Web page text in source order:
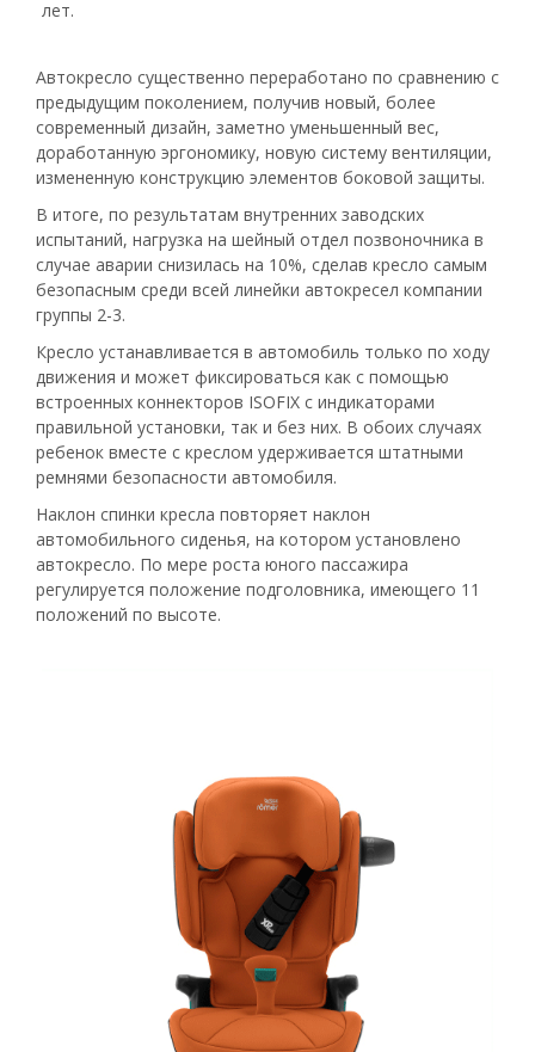
лет.
Автокресло существенно переработано по сравнению с
предыдущим поколением, получив новый, более
современный дизайн, заметно уменьшенный вес,
доработанную эргономику, новую систему вентиляции,
измененную конструкцию элементов боковой защиты.
В итоге, по результатам внутренних заводских
испытаний, нагрузка на шейный отдел позвоночника в
случае аварии снизилась на 10%, сделав кресло самым
безопасным среди всей линейки автокресел компании
группы 2-3.
Кресло устанавливается в автомобиль только по ходу
движения и может фиксироваться как с помощью
встроенных коннекторов ISOFIX с индикаторами
правильной установки, так и без них. В обоих случаях
ребенок вместе с креслом удерживается штатными
ремнями безопасности автомобиля.
Наклон спинки кресла повторяет наклон
автомобильного сиденья, на котором установлено
автокресло. По мере роста юного пассажира
регулируется положение подголовника, имеющего 11
положений по высоте.